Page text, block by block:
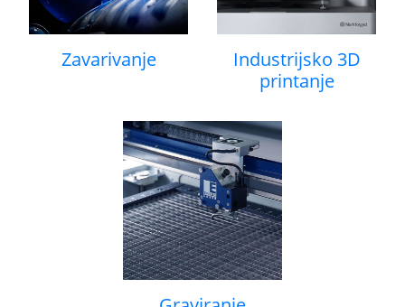
Zavarivanje
Industrijsko 3D
printanje